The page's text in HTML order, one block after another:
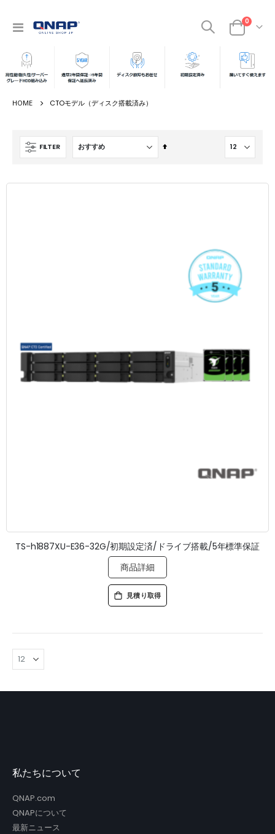
ナ
を
呼
ぶ
カート
0商品
CTOモデル（ディスク搭載済み）
FILTER
降
TS-h1887XU-E36-32G/初期設定済/ドライブ搭載/5年標準保証
商品詳細
見積り取得
私たちについて
QNAP.com
QNAPについて
最新ニュース